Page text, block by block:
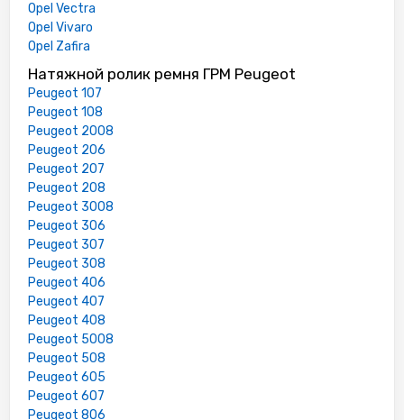
Opel Vectra
Opel Vivaro
Opel Zafira
Натяжной ролик ремня ГРМ Peugeot
Peugeot 107
Peugeot 108
Peugeot 2008
Peugeot 206
Peugeot 207
Peugeot 208
Peugeot 3008
Peugeot 306
Peugeot 307
Peugeot 308
Peugeot 406
Peugeot 407
Peugeot 408
Peugeot 5008
Peugeot 508
Peugeot 605
Peugeot 607
Peugeot 806